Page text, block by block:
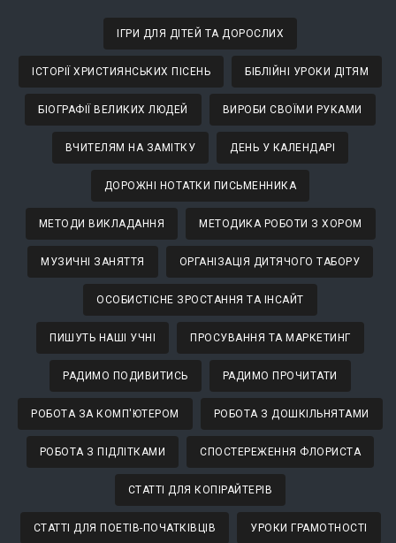
ІГРИ ДЛЯ ДІТЕЙ ТА ДОРОСЛИХ
ІСТОРІЇ ХРИСТИЯНСЬКИХ ПІСЕНЬ БІБЛІЙНІ УРОКИ ДІТЯМ
БІОГРАФІЇ ВЕЛИКИХ ЛЮДЕЙ ВИРОБИ СВОЇМИ РУКАМИ
ВЧИТЕЛЯМ НА ЗАМІТКУ ДЕНЬ У КАЛЕНДАРІ
ДОРОЖНІ НОТАТКИ ПИСЬМЕННИКА
МЕТОДИ ВИКЛАДАННЯ МЕТОДИКА РОБОТИ З ХОРОМ
МУЗИЧНІ ЗАНЯТТЯ ОРГАНІЗАЦІЯ ДИТЯЧОГО ТАБОРУ
ОСОБИСТІСНЕ ЗРОСТАННЯ ТА ІНСАЙТ
ПИШУТЬ НАШІ УЧНІ ПРОСУВАННЯ ТА МАРКЕТИНГ
РАДИМО ПОДИВИТИСЬ РАДИМО ПРОЧИТАТИ
РОБОТА ЗА КОМП'ЮТЕРОМ РОБОТА З ДОШКІЛЬНЯТАМИ
РОБОТА З ПІДЛІТКАМИ СПОСТЕРЕЖЕННЯ ФЛОРИСТА
СТАТТІ ДЛЯ КОПІРАЙТЕРІВ
СТАТТІ ДЛЯ ПОЕТІВ-ПОЧАТКІВЦІВ УРОКИ ГРАМОТНОСТІ